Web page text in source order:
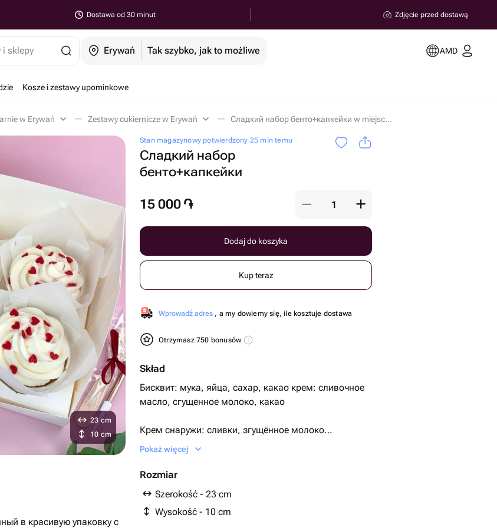
Dostawa od 30 minut Zdjęcie przed dostawą
i sklepy Erywań Tak szybko, jak to możliwe AMD
Kosze i zestawy upominkowe
w Erywań Zestawy cukiernicze w Erywań Сладкий набор бенто+капкейки w miejscowości Erywań
Stan magazynowy potwierdzony 25 min temu
Сладкий набор
бенто+капкейки
15 000 ֏
Dodaj do koszyka
Kup teraz
Wprowadź adres , a my dowiemy się, ile kosztuje dostawa
Otrzymasz 750 bonusów
Skład
Бисквит: мука, яйца, сахар, какао крем: сливочное
масло, сгущенное молоко, какао
Крем снаружи: сливки, згущённое молоко
2) ванильный бисквит, ванильный крем.
Pokaż więcej
Rozmiar
Szerokość - 23 cm
Wysokość - 10 cm
23 cm
10 cm
в красивую упаковку с